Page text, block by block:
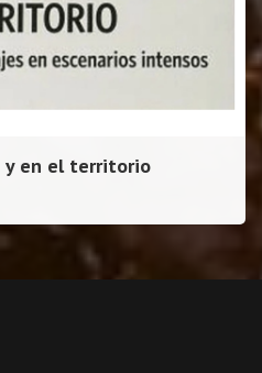
y en el territorio